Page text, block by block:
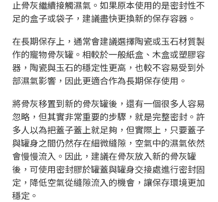
止骨灰繼續接觸濕氣。如果原本使用的是密封性不
足的盒子或袋子，建議盡快更換新的保存容器。
在長期保存上，通常會建議選擇陶瓷或玉石材質製
作的寵物骨灰罐。相較於一般紙盒、木盒或塑膠容
器，陶瓷與玉石的穩定性更高，也較不容易受到外
部濕氣影響，因此更適合作為長期保存使用。
將骨灰移置到新的骨灰罐後，還有一個很多人容易
忽略，但其實非常重要的步驟，就是完整密封。許
多人以為把蓋子蓋上就足夠，但實際上，只要蓋子
與罐身之間仍然存在細微縫隙，空氣中的濕氣依然
會慢慢流入。因此，建議在骨灰放入新的骨灰罐
後，可使用密封膠於罐蓋與罐身交接處進行密封固
定，降低空氣從縫隙流入的機會，讓保存環境更加
穩定。